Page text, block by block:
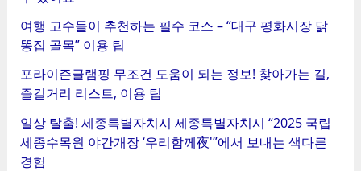
여행 고수들이 추천하는 필수 코스 – “대구 평화시장 닭
똥집 골목” 이용 팁
포라이즌글램핑 무조건 도움이 되는 정보! 찾아가는 길,
즐길거리 리스트, 이용 팁
일상 탈출! 세종특별자치시 세종특별자치시 “2025 국립
세종수목원 야간개장 ‘우리함께夜'”에서 보내는 색다른
경험